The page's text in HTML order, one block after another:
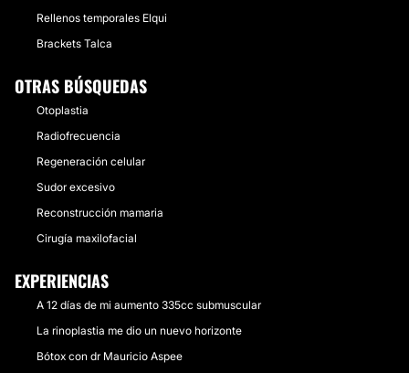
Rellenos temporales Elqui
Brackets Talca
OTRAS BÚSQUEDAS
Otoplastia
Radiofrecuencia
Regeneración celular
Sudor excesivo
Reconstrucción mamaria
Cirugía maxilofacial
EXPERIENCIAS
A 12 días de mi aumento 335cc submuscular
La rinoplastia me dio un nuevo horizonte
Bótox con dr Mauricio Aspee